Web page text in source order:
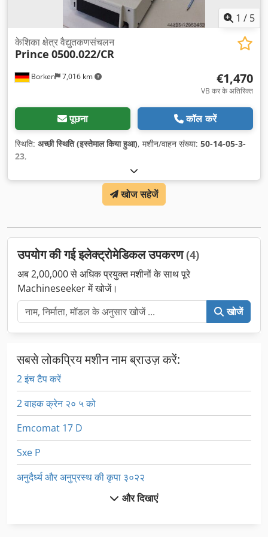
1 / 5
Borken 7,016 km
केशिका क्षेत्र वैद्युतकणसंचलन
Prince 0500.022/CR
€1,470
VB कर के अतिरिक्त
पूछना कॉल करें
स्थिति: अच्छी स्थिति (इस्तेमाल किया हुआ), मशीन/वाहन संख्या: 50-14-05-3-
23,
खोज सहेजें
उपयोग की गई इलेक्ट्रोमेडिकल उपकरण(4)
अब 2,00,000 से अधिक प्रयुक्त मशीनों के साथ पूरे
Machineseeker में खोजें।
खोजें
सबसे लोकप्रिय मशीन नाम ब्राउज़ करें:
2 इंच टैप करें
2 वाहक क्रेन २० ५ को
Emcomat 17 D
Sxe P
अनुदैर्ध्य और अनुप्रस्थ की कृपा ३०२२
उटीला 300 से लेकर चेयर तक और दिखाएं